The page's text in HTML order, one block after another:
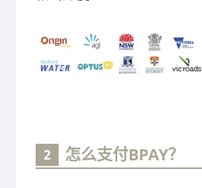
2 怎么支付BPAY？